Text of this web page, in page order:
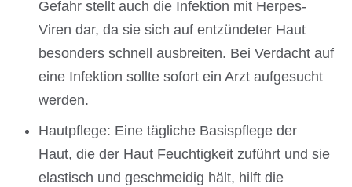
Gefahr stellt auch die Infektion mit Herpes-
Viren dar, da sie sich auf entzündeter Haut
besonders schnell ausbreiten. Bei Verdacht auf
eine Infektion sollte sofort ein Arzt aufgesucht
werden.
Hautpflege: Eine tägliche Basispflege der
Haut, die der Haut Feuchtigkeit zuführt und sie
elastisch und geschmeidig hält, hilft die